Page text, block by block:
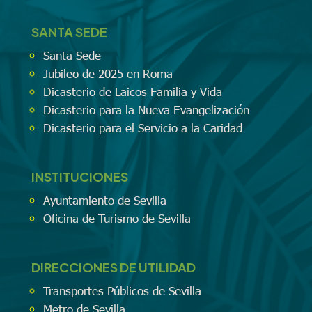
SANTA SEDE
Santa Sede
Jubileo de 2025 en Roma
Dicasterio de Laicos Familia y Vida
Dicasterio para la Nueva Evangelización
Dicasterio para el Servicio a la Caridad
INSTITUCIONES
Ayuntamiento de Sevilla
Oficina de Turismo de Sevilla
DIRECCIONES DE UTILIDAD
Transportes Públicos de Sevilla
Metro de Sevilla